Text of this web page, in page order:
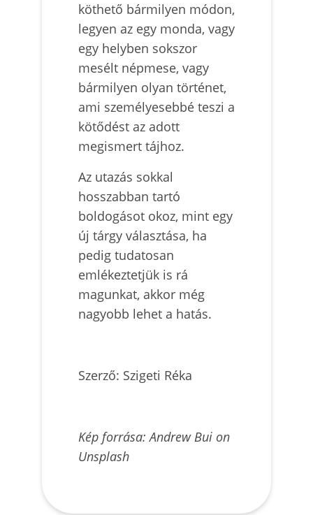
köthető bármilyen módon,
legyen az egy monda, vagy
egy helyben sokszor
mesélt népmese, vagy
bármilyen olyan történet,
ami személyesebbé teszi a
kötődést az adott
megismert tájhoz.
Az utazás sokkal
hosszabban tartó
boldogásot okoz, mint egy
új tárgy választása, ha
pedig tudatosan
emlékeztetjük is rá
magunkat, akkor még
nagyobb lehet a hatás.
Szerző: Szigeti Réka
Kép forrása: Andrew Bui on
Unsplash